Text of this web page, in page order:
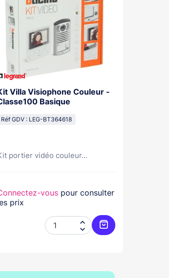
Villa Visiophone Couleur -
Basique
Réf GDV : LEG-BT364618
portier vidéo couleur...
vous pour consulter
prix


Ajouter au panier